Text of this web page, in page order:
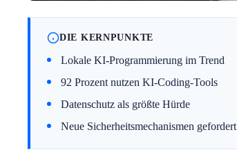
DIE KERNPUNKTE
Lokale KI-Programmierung im Trend
92 Prozent nutzen KI-Coding-Tools
Datenschutz als größte Hürde
Neue Sicherheitsmechanismen gefordert